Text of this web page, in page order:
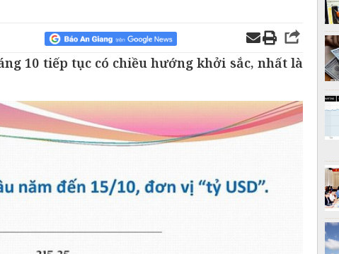
10 tiếp tục có chiều hướng khởi sắc, nhất là